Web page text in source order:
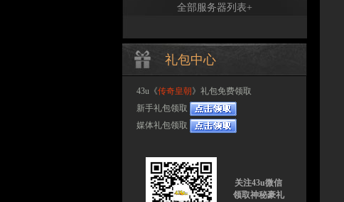
全部服务器列表+
礼包中心
43u《传奇皇朝 》礼包免费领取
新手礼包领取
媒体礼包领取
关注43u微信
领取神秘豪礼